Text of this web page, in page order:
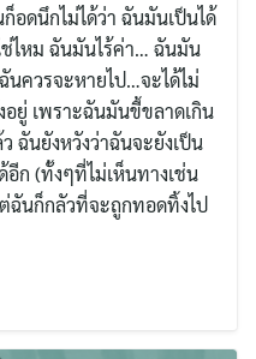
ดนึกไม่ได้ว่า ฉันมันเป็นได้
ช่ไหม ฉันมันไร้ค่า… ฉันมัน
ควรจะหายไป…จะได้ไม่
ยู่ เพราะฉันมันขี้ขลาดเกิน
ฉันยังหวังว่าฉันจะยังเป็น
อีก (ทั้งๆที่ไม่เห็นทางเช่น
นก็กลัวที่จะถูกทอดทิ้งไป